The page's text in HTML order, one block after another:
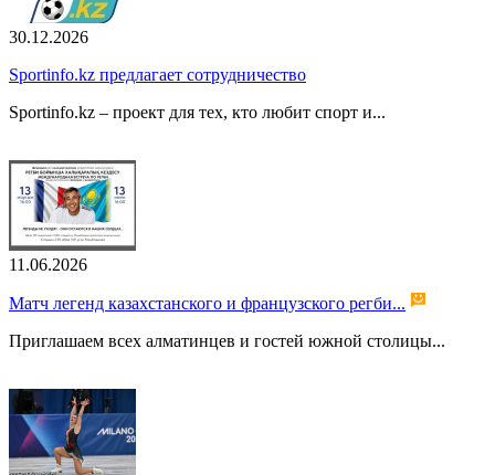
30.12.2026
Sportinfo.kz предлагает сотрудничество
Sportinfo.kz – проект для тех, кто любит спорт и...
11.06.2026
Матч легенд казахстанского и французского регби...
Приглашаем всех алматинцев и гостей южной столицы...